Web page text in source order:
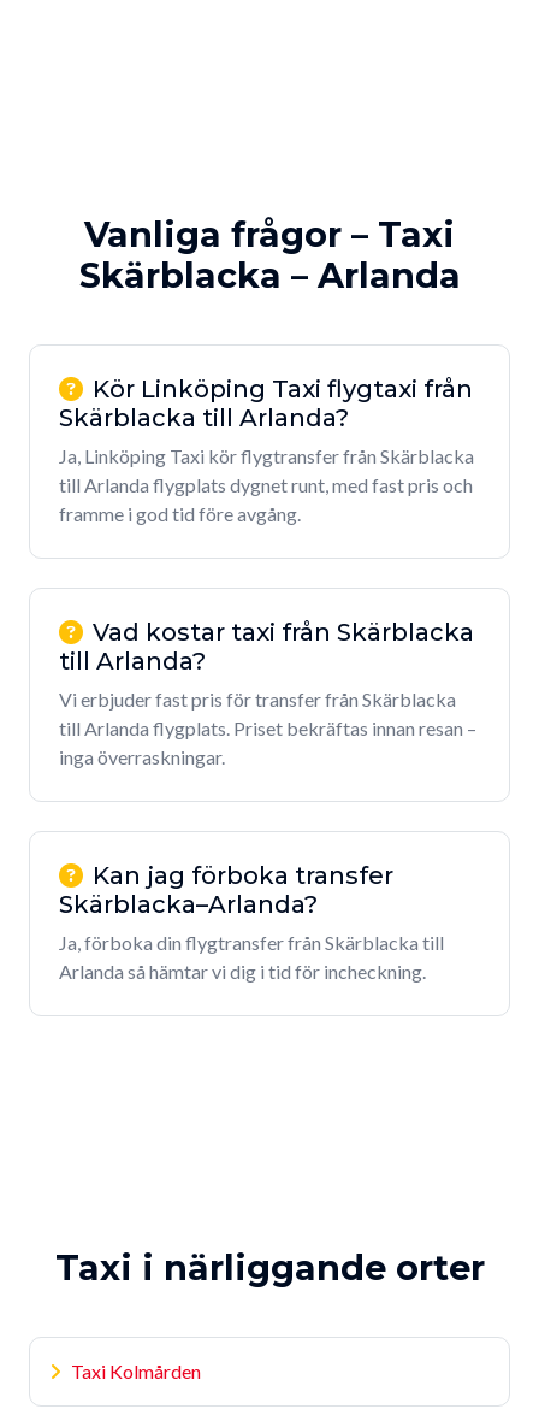
Vanliga frågor – Taxi
Skärblacka – Arlanda
Kör Linköping Taxi flygtaxi från
Skärblacka till Arlanda?
Ja, Linköping Taxi kör flygtransfer från Skärblacka
till Arlanda flygplats dygnet runt, med fast pris och
framme i god tid före avgång.
Vad kostar taxi från Skärblacka
till Arlanda?
Vi erbjuder fast pris för transfer från Skärblacka
till Arlanda flygplats. Priset bekräftas innan resan –
inga överraskningar.
Kan jag förboka transfer
Skärblacka–Arlanda?
Ja, förboka din flygtransfer från Skärblacka till
Arlanda så hämtar vi dig i tid för incheckning.
Taxi i närliggande orter
Taxi Kolmården